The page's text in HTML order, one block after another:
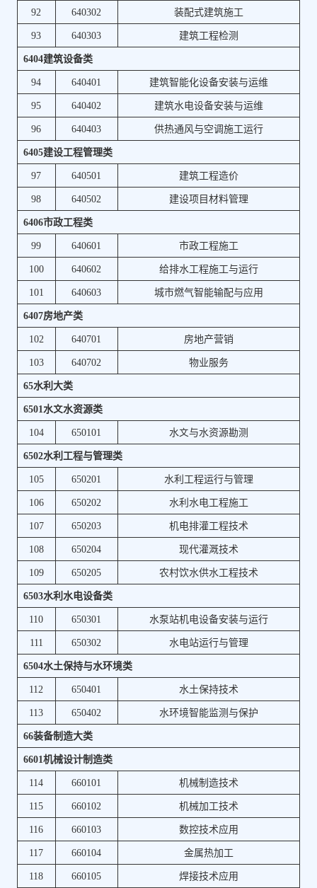
92
640302
装配式建筑施工
93
640303
建筑工程检测
6404建筑设备类
94
640401
建筑智能化设备安装与运维
95
640402
建筑水电设备安装与运维
96
640403
供热通风与空调施工运行
6405建设工程管理类
97
640501
建筑工程造价
98
640502
建设项目材料管理
6406市政工程类
99
640601
市政工程施工
100
640602
给排水工程施工与运行
101
640603
城市燃气智能输配与应用
6407房地产类
102
640701
房地产营销
103
640702
物业服务
65水利大类
6501水文水资源类
104
650101
水文与水资源勘测
6502水利工程与管理类
105
650201
水利工程运行与管理
106
650202
水利水电工程施工
107
650203
机电排灌工程技术
108
650204
现代灌溉技术
109
650205
农村饮水供水工程技术
6503水利水电设备类
110
650301
水泵站机电设备安装与运行
111
650302
水电站运行与管理
6504水土保持与水环境类
112
650401
水土保持技术
113
650402
水环境智能监测与保护
66装备制造大类
6601机械设计制造类
114
660101
机械制造技术
115
660102
机械加工技术
116
660103
数控技术应用
117
660104
金属热加工
118
660105
焊接技术应用